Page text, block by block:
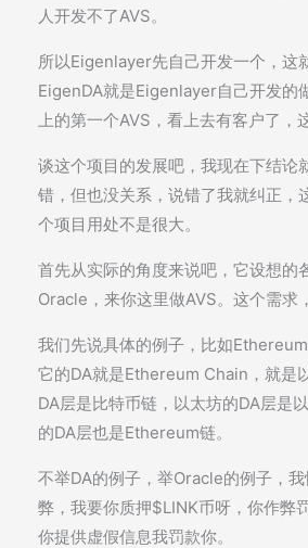
人开发不了AVS。
所以Eigenlayer先自己开发一个，这
EigenDA就是Eigenlayer自己开发的
上的第一个AVS，看上去有客户了，
谈这个项目的发展吧，我现在下结论
错，但也没关系，说错了我就纠正，
个项目用处不是很大。
首先从实际的角度来说吧，它设想的
Oracle，来你这里做AVS。这个需求
我们先说具体的例子，比如
它的DA就是Ethereum Chain，就是
DA层是比特币链，以太坊的DA层是
的DA层也是Ethereum链。
不举DA的例子，举Oracle的例子，
弊，我要你质押$LINK币呀，你作弊
你提供虚假信息我罚款你。